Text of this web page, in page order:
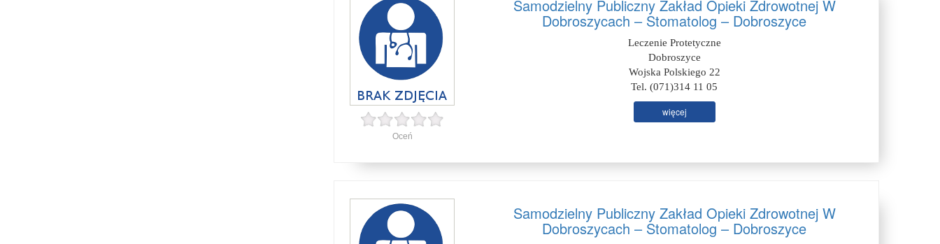
Oceń
Samodzielny Publiczny Zakład Opieki Zdrowotnej W
Dobroszycach – Stomatolog – Dobroszyce
Leczenie Protetyczne
Dobroszyce
Wojska Polskiego 22
Tel. (071)314 11 05
więcej
Samodzielny Publiczny Zakład Opieki Zdrowotnej W
Dobroszycach – Stomatolog – Dobroszyce